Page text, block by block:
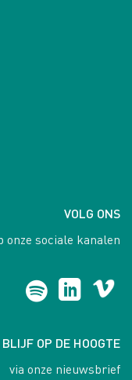
VOLG ONS
onze sociale kanalen
BLIJF OP DE HOOGTE
nieuwsbrief